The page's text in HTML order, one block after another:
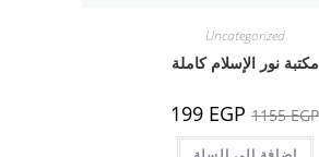
Uncategorized
مكتبة نور الإسلام كاملة
1155EGP السعر
الأصلي
هو:
199 EGP